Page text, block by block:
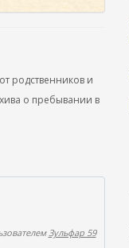
родственников и
о пребывании в
Зульфар 59